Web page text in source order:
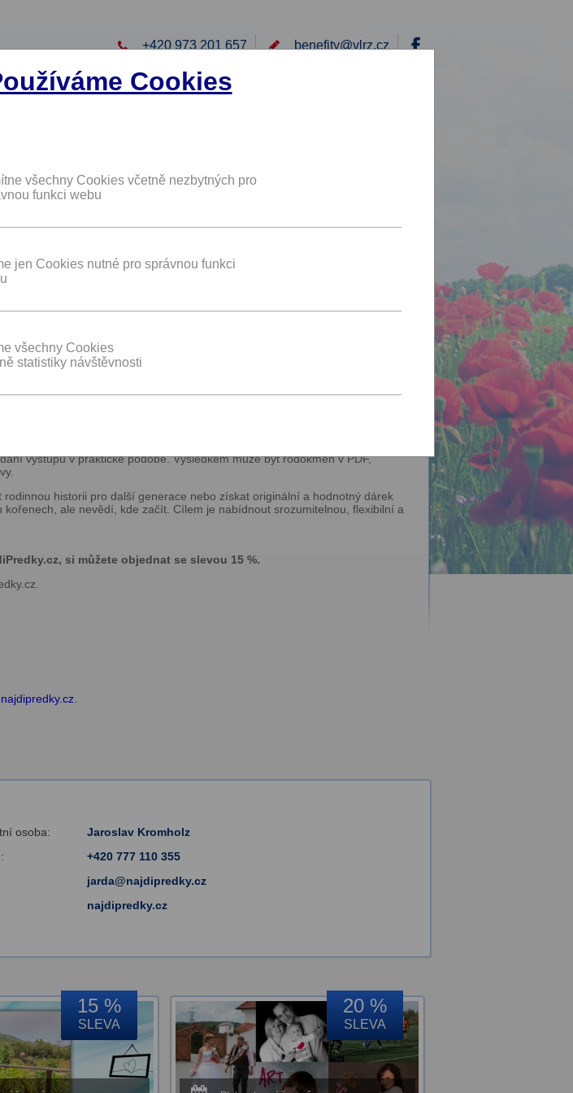
+420 973 201 657 benefity@vlrz.cz
Cookies
všechny Cookies včetně nezbytných pro
funkci webu
jen Cookies nutné pro správnou funkci
všechny Cookies
statistiky návštěvnosti
na NajdiPredky.cz.
není časově omezena.
rodokmen na míru
předků.
rodokmenů na zakázku, dohledávání předků v historických pramenech a
je vždy individuální – od jednotlivých záznamů až po kompletní
výstupů v praktické podobě. Výsledkem může být rodokmen v PDF,
historii pro další generace nebo získat originální a hodnotný dárek
ale nevědí, kde začít. Cílem je nabídnout srozumitelnou, flexibilní a
si můžete objednat se slevou 15 %.
najdipredky.cz
osoba:
Jaroslav Kromholz
+420 777 110 355
jarda@najdipredky.cz
najdipredky.cz
15 %
SLEVA
20 %
SLEVA